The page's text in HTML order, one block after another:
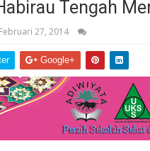
Tengah
27, 2014
Google+